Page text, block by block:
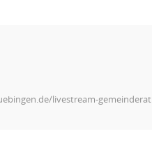
livestream-gemeinderat